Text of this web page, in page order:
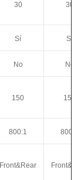
30 30
Sí Sí
No No
150 150
800:1 800:1
Front&Rear